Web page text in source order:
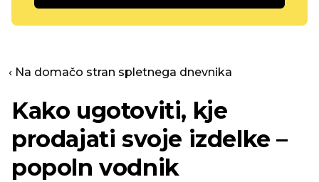
‹ Na domačo stran spletnega dnevnika
Kako ugotoviti, kje
prodajati svoje izdelke –
popoln vodnik